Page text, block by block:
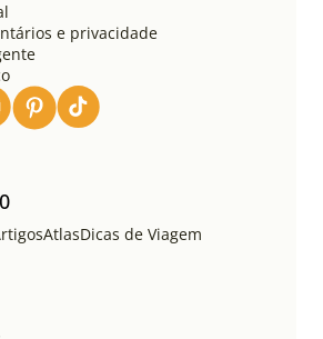
e privacidade
AtlasDicas de Viagem